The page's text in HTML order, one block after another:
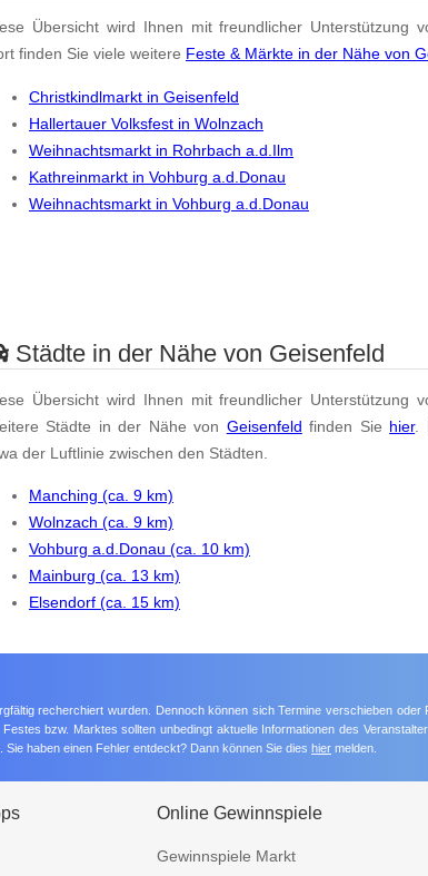
Übersicht wird Ihnen mit freundlicher Unterstützung
finden Sie viele weitere Feste & Märkte in der Nähe von
Christkindlmarkt in Geisenfeld
Hallertauer Volksfest in Wolnzach
Weihnachtsmarkt in Rohrbach a.d.Ilm
Kathreinmarkt in Vohburg a.d.Donau
Weihnachtsmarkt in Vohburg a.d.Donau
Städte in der Nähe von Geisenfeld
Übersicht wird Ihnen mit freundlicher Unterstützung
Städte in der Nähe von Geisenfeld finden Sie hier.
der Luftlinie zwischen den Städten.
Manching (ca. 9 km)
Wolnzach (ca. 9 km)
Vohburg a.d.Donau (ca. 10 km)
Mainburg (ca. 13 km)
Elsendorf (ca. 15 km)
recherchiert wurden. Dennoch können sich Termine verschieben
bzw. Marktes sollten unbedingt aktuelle Informationen des
haben einen Fehler entdeckt? Dann können Sie dies hier melden.
Online Gewinnspiele
Gewinnspiele Markt